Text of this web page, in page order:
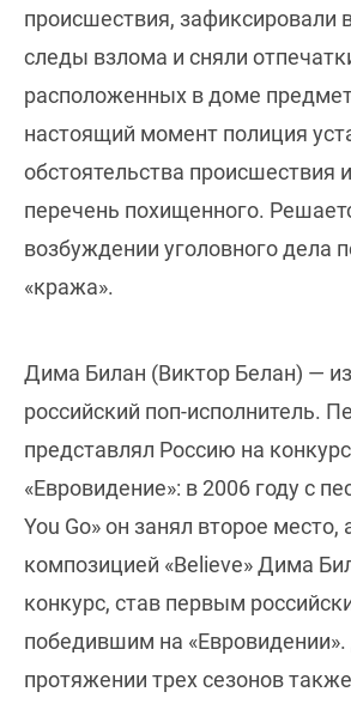
происшествия, зафиксировали
следы взлома и сняли
расположенных в доме
настоящий момент полиция
обстоятельства происшествия
перечень похищенного.
возбуждении уголовного дела
«кража».
Дима Билан (Виктор Белан) —
российский поп-исполнитель.
представлял Россию на
«Евровидение»: в 2006 году с
You Go» он занял второе место,
композицией «Believe» Дима
конкурс, став первым
победившим на
протяжении трех сезонов